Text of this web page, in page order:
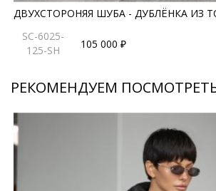
ДВУХСТОРОНЯЯ ШУБА - ДУБЛЁНКА ИЗ
SC-6025-
125-SH
105 000 ₽
РЕКОМЕНДУЕМ